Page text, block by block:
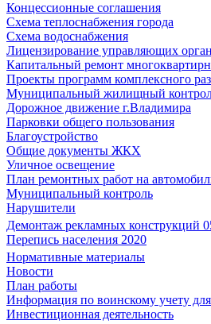
Концессионные соглашения
Схема теплоснабжения города
Схема водоснабжения
Лицензирование управляющих
Капитальный ремонт
Проекты программ комплексного
Муниципальный жилищный
Дорожное движение г.Владимира
Парковки общего пользования
Благоустройство
Общие документы ЖКХ
Уличное освещение
План ремонтных работ на
Муниципальный контроль
Нарушители
Демонтаж рекламных конструкций
Перепись населения 2020
Нормативные материалы
Новости
План работы
Информация по воинскому учету
Инвестиционная деятельность